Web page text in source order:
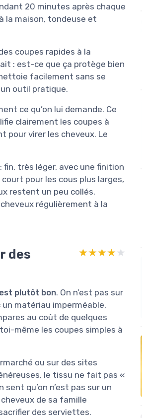
20 minutes après chaque
la maison, tondeuse et
coupes rapides à la
: est-ce que ça protège bien
facilement sans se
outil pratique.
ce qu’on lui demande. Ce
clairement les coupes à
pour virer les cheveux. Le
très léger, avec une finition
pour les cous plus larges,
restent un peu collés.
régulièrement à la
des
★★★★★
★★★★★
plutôt bon. On n’est pas sur
matériau imperméable,
au coût de quelques
même les coupes simples à
ou sur des sites
le tissu ne fait pas «
qu’on n’est pas sur un
de sa famille
des serviettes.